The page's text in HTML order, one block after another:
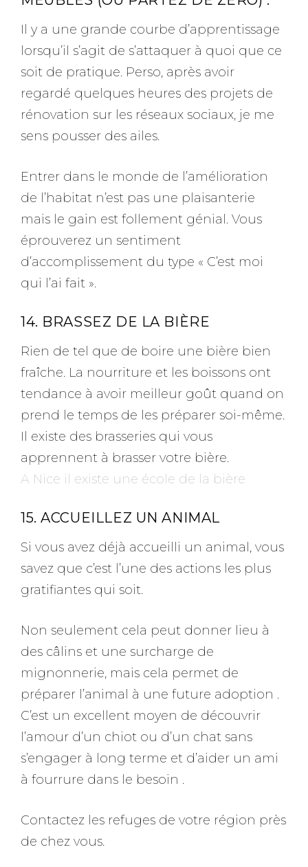
Il y a une grande courbe d’apprentissage
lorsqu’il s’agit de s’attaquer à quoi que ce
soit de pratique. Perso, après avoir
regardé quelques heures des projets de
rénovation sur les réseaux sociaux, je me
sens pousser des ailes.
Entrer dans le monde de l’amélioration
de l’habitat n’est pas une plaisanterie
mais le gain est follement génial. Vous
éprouverez un sentiment
d’accomplissement du type « C’est moi
qui l’ai fait ».
14. BRASSEZ DE LA BIÈRE
Rien de tel que de boire une bière bien
fraîche. La nourriture et les boissons ont
tendance à avoir meilleur goût quand on
prend le temps de les préparer soi-même.
Il existe des brasseries qui vous
apprennent à brasser votre bière.
A Nice il existe une école de la bière
15. ACCUEILLEZ UN ANIMAL
Si vous avez déjà accueilli un animal, vous
savez que c’est l’une des actions les plus
gratifiantes qui soit.
Non seulement cela peut donner lieu à
des câlins et une surcharge de
mignonnerie, mais cela permet de
préparer l’animal à une future adoption .
C’est un excellent moyen de découvrir
l’amour d’un chiot ou d’un chat sans
s’engager à long terme et d’aider un ami
à fourrure dans le besoin .
Contactez les refuges de votre région près
de chez vous.